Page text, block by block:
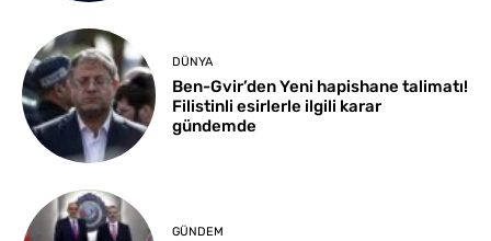
DÜNYA
Ben-Gvir’den Yeni hapishane talimatı!
Filistinli esirlerle ilgili karar
gündemde
GÜNDEM